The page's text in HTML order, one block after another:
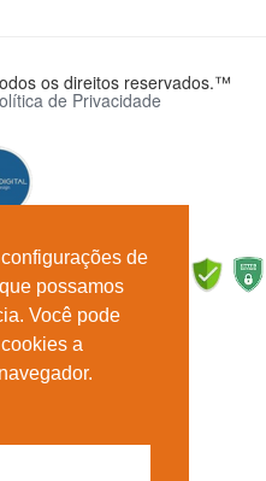
de
possamos
Você pode
a
os direitos reservados.™
de Privacidade